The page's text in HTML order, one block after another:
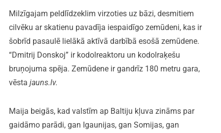
Milzīgajam peldlīdzeklim virzoties uz bāzi, desmitiem
cilvēku ar skatienu pavadīja iespaidīgo zemūdeni, kas ir
šobrīd pasaulē lielākā aktīvā darbībā esošā zemūdene.
“Dmitrij Donskoj” ir kodolreaktoru un kodolraķešu
bruņojuma spēja. Zemūdene ir gandrīz 180 metru gara,
vēsta jauns.lv.
Maija beigās, kad valstīm ap Baltiju kļuva zināms par
gaidāmo parādi, gan Igaunijas, gan Somijas, gan